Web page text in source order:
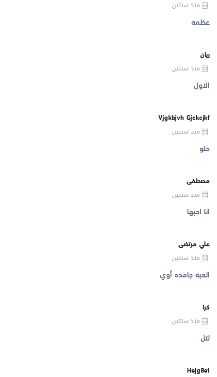
منذ سنتين
عظمه
ريان
منذ سنتين
الاول
Vjgkbjvh Gjckcjkf
منذ سنتين
حلو
مصطفى
منذ سنتين
انا احبها
علي مرتضى
منذ سنتين
العبه جامده أوي
كرا
منذ سنتين
لتل
Hejg8et